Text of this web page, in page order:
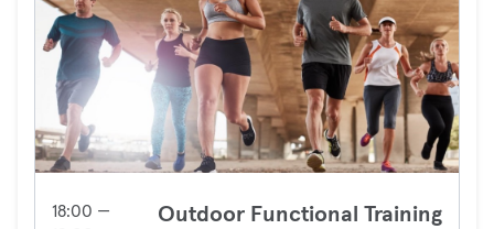
18:00 —
Outdoor Functional Training